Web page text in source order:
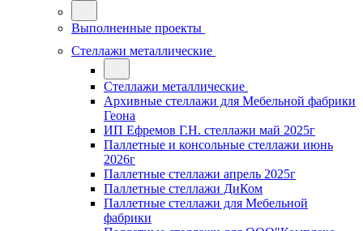
Выполненные проекты
Стеллажи металлические
Стеллажи металлические
Архивные стеллажи для Мебельной фабрики
Геона
ИП Ефремов Г.Н. стеллажи май 2025г
Паллетные и консольные стеллажи июнь
2026г
Паллетные стеллажи апрель 2025г
Паллетные стеллажи ДиКом
Паллетные стеллажи для Мебельной
фабрики